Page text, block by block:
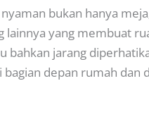
bukan hanya
yang membuat
bahkan jarang
depan rumah dan